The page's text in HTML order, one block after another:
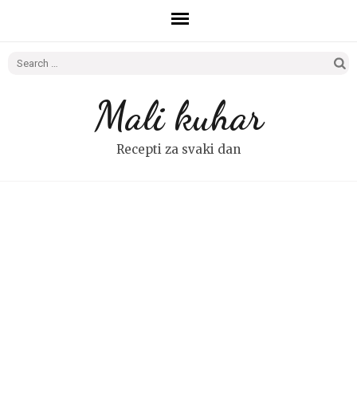
Search
Mali kuhar
Recepti za svaki dan